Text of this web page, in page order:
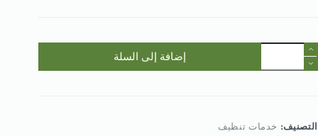
كمية
شركة
تنظيف
ساعة
إضافة إلى السلة
التصنيف: خدمات تنظيف